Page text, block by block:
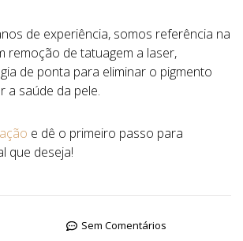
de experiência, somos referência na
remoção de tatuagem a laser,
de ponta para eliminar o pigmento
a saúde da pele.
e dê o primeiro passo para
que deseja!
Sem Comentários